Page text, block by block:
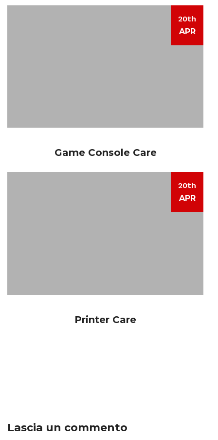
20th
APR
Game Console Care
20th
APR
Printer Care
Lascia un commento